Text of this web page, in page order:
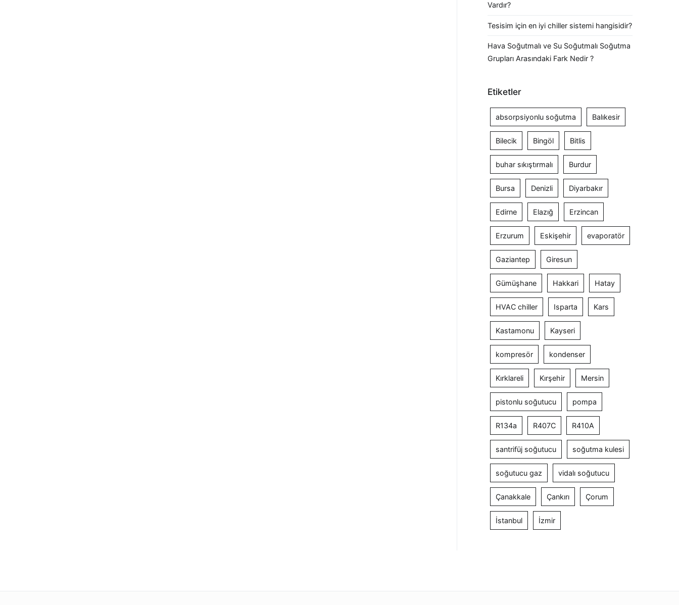
Vardır?
Tesisim için en iyi chiller sistemi hangisidir?
Hava Soğutmalı ve Su Soğutmalı Soğutma
Grupları Arasındaki Fark Nedir ?
Etiketler
absorpsiyonlu soğutma Balıkesir
Bilecik Bingöl Bitlis
buhar sıkıştırmalı Burdur
Bursa Denizli Diyarbakır
Edirne Elazığ Erzincan
Erzurum Eskişehir evaporatör
Gaziantep Giresun
Gümüşhane Hakkari Hatay
HVAC chiller Isparta Kars
Kastamonu Kayseri
kompresör kondenser
Kırklareli Kırşehir Mersin
pistonlu soğutucu pompa
R134a R407C R410A
santrifüj soğutucu soğutma kulesi
soğutucu gaz vidalı soğutucu
Çanakkale Çankırı Çorum
İstanbul İzmir